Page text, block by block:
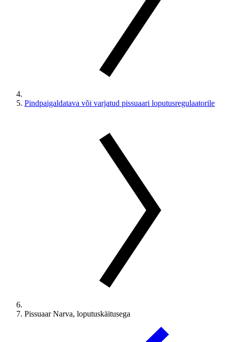
Pindpaigaldatava või varjatud pissuaari loputusregulaatorile
Pissuaar Narva, loputuskäitusega